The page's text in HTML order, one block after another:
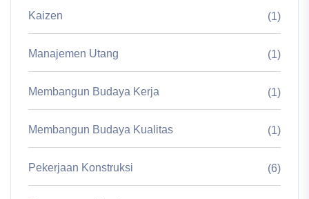
Kaizen (1)
Manajemen Utang (1)
Membangun Budaya Kerja (1)
Membangun Budaya Kualitas (1)
Pekerjaan Konstruksi (6)